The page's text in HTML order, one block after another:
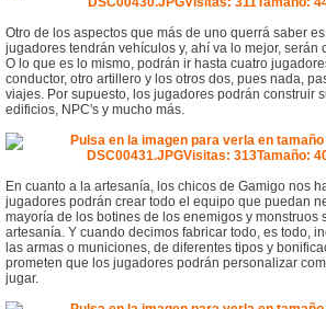
Otro de los aspectos que más de uno querrá saber
jugadores tendrán vehículos y, ahí va lo mejor, serán
O lo que es lo mismo, podrán ir hasta cuatro
conductor, otro artillero y los otros dos, pues nada,
viajes. Por supuesto, los jugadores podrán construir
edificios, NPC's y mucho más.
En cuanto a la artesanía, los chicos de Gamigo nos
jugadores podrán crear todo el equipo que puedan
mayoría de los botines de los enemigos y monstruos
artesanía. Y cuando decimos fabricar todo, es todo,
las armas o municiones, de diferentes tipos y
prometen que los jugadores podrán personalizar
jugar.